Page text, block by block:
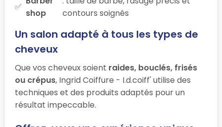
shop
contours soignés
Un salon adapté à tous les types de
cheveux
Que vos cheveux soient raides, bouclés, frisés
ou crépus, Ingrid Coiffure - I.d.coiff' utilise des
techniques et des produits adaptés pour un
résultat impeccable.